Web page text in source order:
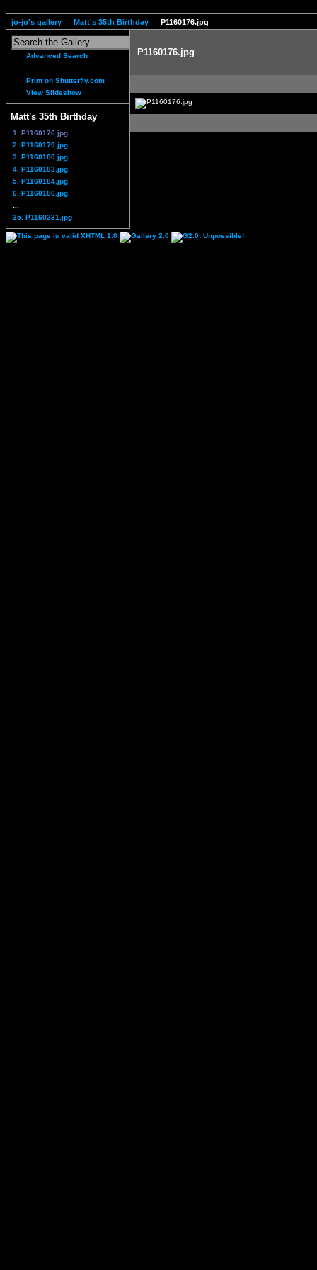
jo-jo's gallery Matt's 35th Birthday P1160176.jpg
Advanced Search
Print on Shutterfly.com
View Slideshow
Matt's 35th Birthday
1. P1160176.jpg
2. P1160179.jpg
3. P1160180.jpg
4. P1160183.jpg
5. P1160184.jpg
6. P1160186.jpg
35. P1160231.jpg
P1160176.jpg